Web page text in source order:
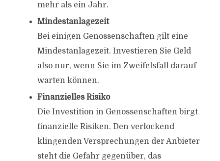
mehr als ein Jahr.
Mindestanlagezeit
Bei einigen Genossenschaften gilt eine
Mindestanlagezeit. Investieren Sie Geld
also nur, wenn Sie im Zweifelsfall darauf
warten können.
Finanzielles Risiko
Die Investition in Genossenschaften birgt
finanzielle Risiken. Den verlockend
klingenden Versprechungen der Anbieter
steht die Gefahr gegenüber, das